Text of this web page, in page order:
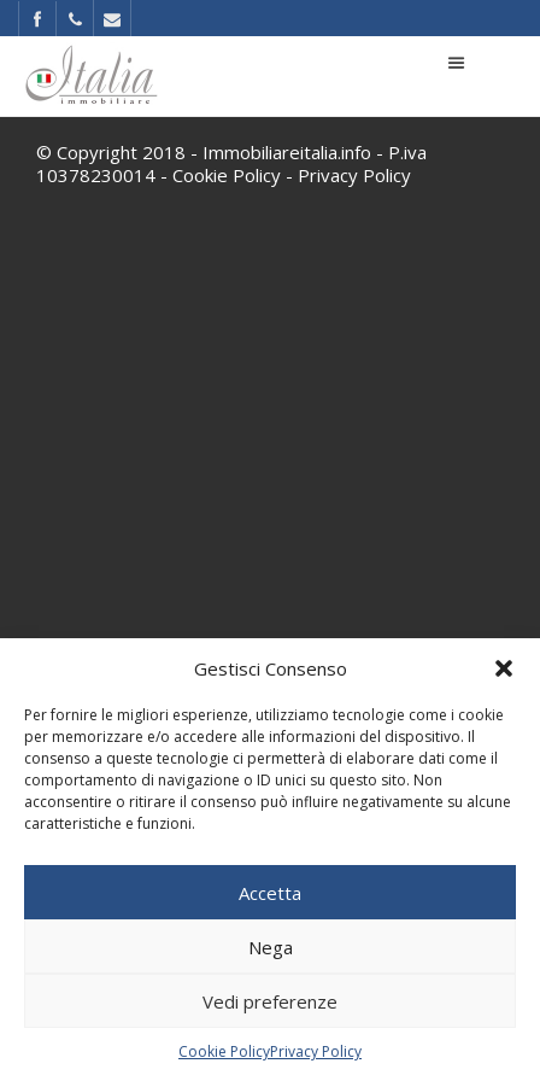
Gestisci Consenso
Per fornire le migliori esperienze, utilizziamo tecnologie come i cookie
per memorizzare e/o accedere alle informazioni del dispositivo. Il
consenso a queste tecnologie ci permetterà di elaborare dati come il
comportamento di navigazione o ID unici su questo sito. Non
acconsentire o ritirare il consenso può influire negativamente su alcune
caratteristiche e funzioni.
Accetta
Nega
Vedi preferenze
Cookie PolicyPrivacy Policy
© Copyright 2018 - Immobiliareitalia.info - P.iva
10378230014 - Cookie Policy - Privacy Policy